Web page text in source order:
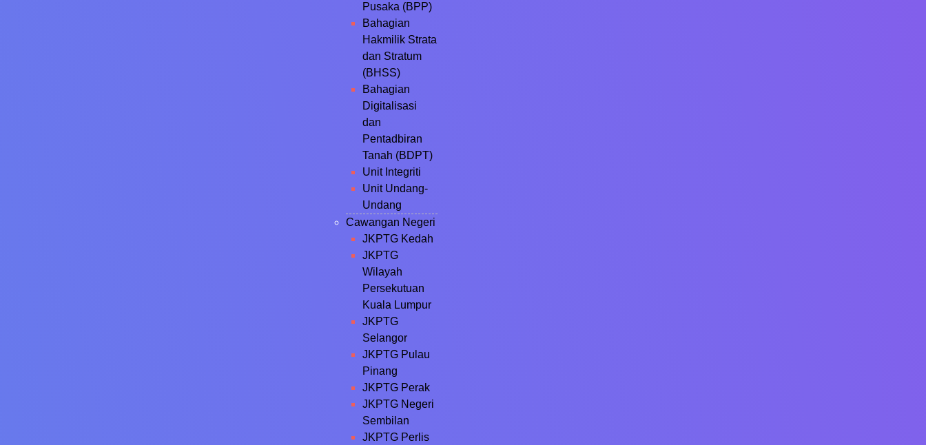
Pusaka (BPP)
Bahagian
Hakmilik Strata
dan Stratum
(BHSS)
Bahagian
Digitalisasi
dan
Pentadbiran
Tanah (BDPT)
Unit Integriti
Unit Undang-
Undang
Cawangan Negeri
JKPTG Kedah
JKPTG
Wilayah
Persekutuan
Kuala Lumpur
JKPTG
Selangor
JKPTG Pulau
Pinang
JKPTG Perak
JKPTG Negeri
Sembilan
JKPTG Perlis